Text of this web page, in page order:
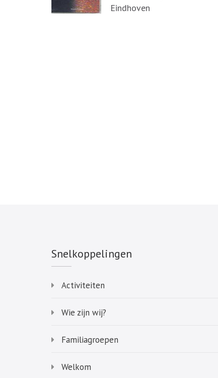
Eindhoven
Snelkoppelingen
Activiteiten
Wie zijn wij?
Familiagroepen
Welkom